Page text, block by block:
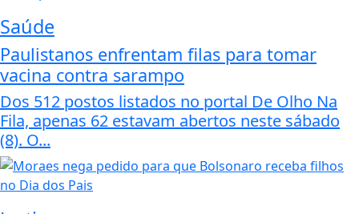
Saúde
Paulistanos enfrentam filas para tomar
vacina contra sarampo
Dos 512 postos listados no portal De Olho Na
Fila, apenas 62 estavam abertos neste sábado
(8). O...